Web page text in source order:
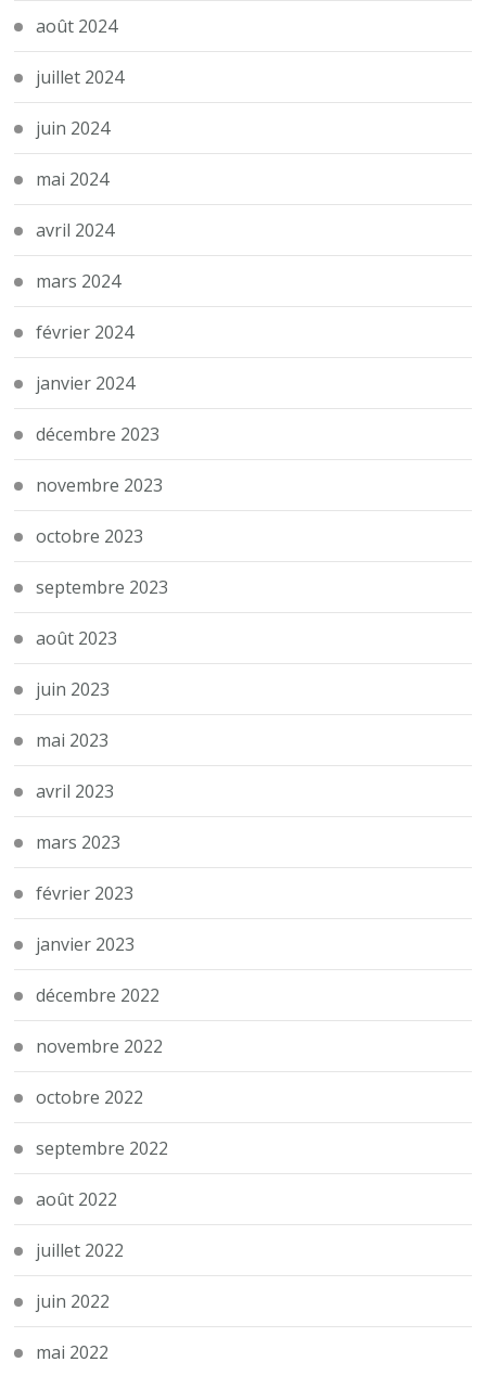
août 2024
juillet 2024
juin 2024
mai 2024
avril 2024
mars 2024
février 2024
janvier 2024
décembre 2023
novembre 2023
octobre 2023
septembre 2023
août 2023
juin 2023
mai 2023
avril 2023
mars 2023
février 2023
janvier 2023
décembre 2022
novembre 2022
octobre 2022
septembre 2022
août 2022
juillet 2022
juin 2022
mai 2022